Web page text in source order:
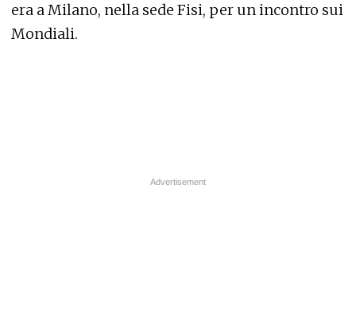
era a Milano, nella sede Fisi, per un incontro sui
Mondiali.